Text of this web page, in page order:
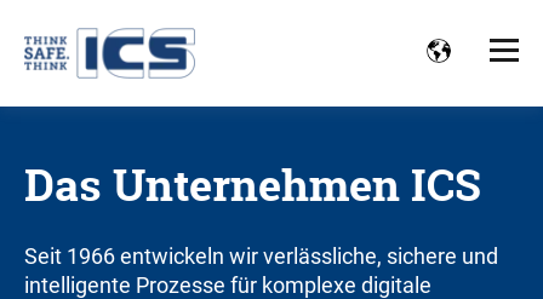
Das Unternehmen ICS
Seit 1966 entwickeln wir verlässliche, sichere und
intelligente Prozesse für komplexe digitale